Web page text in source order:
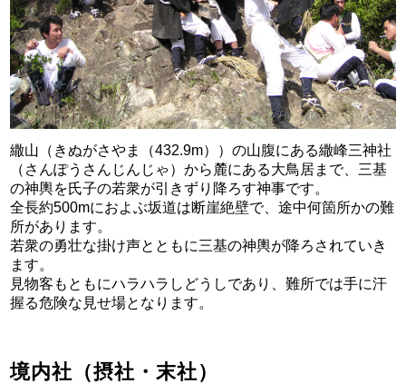
繖山（きぬがさやま（432.9m））の山腹にある繖峰三神社
（さんぽうさんじんじゃ）から麓にある大鳥居まで、三基
の神輿を氏子の若衆が引きずり降ろす神事です。
全長約500mにおよぶ坂道は断崖絶壁で、途中何箇所かの難
所があります。
若衆の勇壮な掛け声とともに三基の神輿が降ろされていき
ます。
見物客もともにハラハラしどうしであり、難所では手に汗
握る危険な見せ場となります。
境内社（摂社・末社）